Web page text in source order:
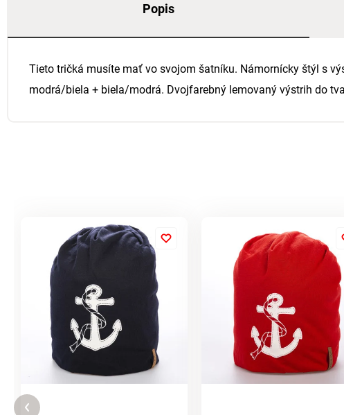
Popis
Tieto tričká musíte mať vo svojom šatníku. Námornícky štýl s
modrá/biela + biela/modrá. Dvojfarebný lemovaný výstrih do